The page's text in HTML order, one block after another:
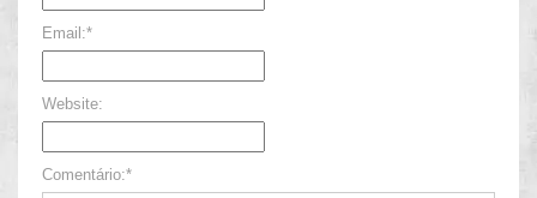
Email:*
Website:
Comentário:*